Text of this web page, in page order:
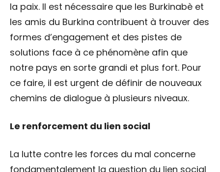
la paix. Il est nécessaire que les Burkinabè et
les amis du Burkina contribuent à trouver des
formes d’engagement et des pistes de
solutions face à ce phénomène afin que
notre pays en sorte grandi et plus fort. Pour
ce faire, il est urgent de définir de nouveaux
chemins de dialogue à plusieurs niveaux.
Le renforcement du lien social
La lutte contre les forces du mal concerne
fondamentalement la question du lien social